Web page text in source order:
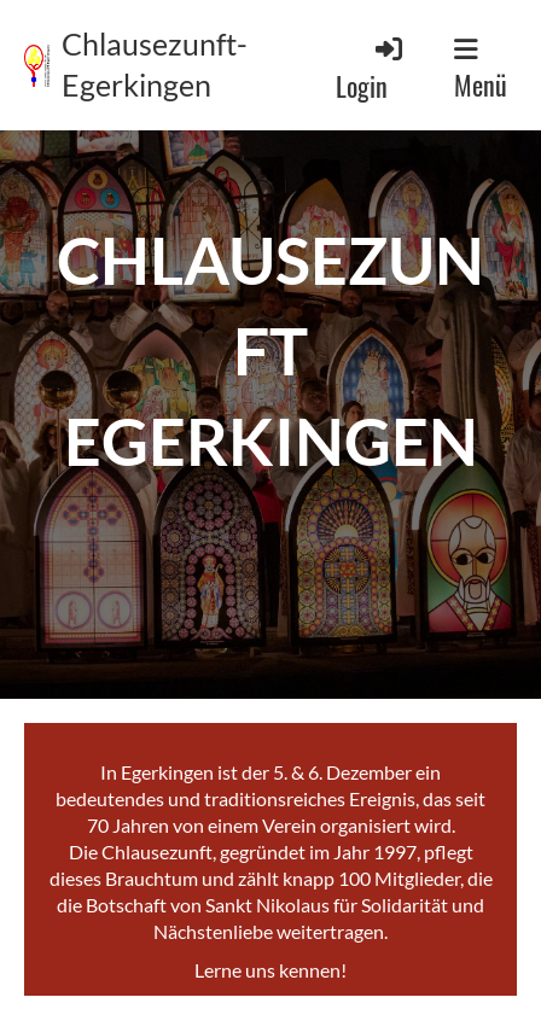
Chlausezunft-
Egerkingen
Login Menü
CHLAUSEZUN
FT
EGERKINGEN
In Egerkingen ist der 5. & 6. Dezember ein
bedeutendes und traditionsreiches Ereignis, das seit
70 Jahren von einem Verein organisiert wird.
Die Chlausezunft, gegründet im Jahr 1997, pflegt
dieses Brauchtum und zählt knapp 100 Mitglieder, die
die Botschaft von Sankt Nikolaus für Solidarität und
Nächstenliebe weitertragen.
Lerne uns kennen!